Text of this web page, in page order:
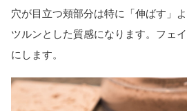
穴が目立つ頬部分は特に「伸ばす」
ツルンとした質感になります。フェ
にします。